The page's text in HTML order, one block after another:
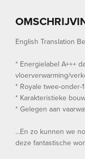
English Translation
* Energielabel A+++
vloerverwarming/
* Royale twee-onder-
* Karakteristieke
* Gelegen aan
...En zo kunnen we
deze fantastische